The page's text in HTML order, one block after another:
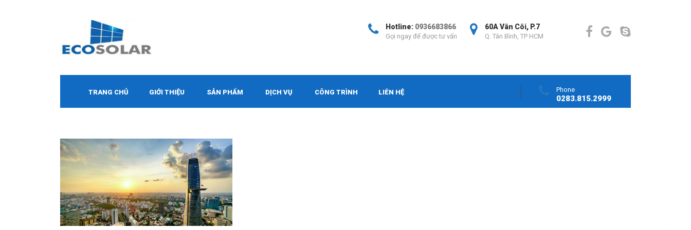
60A Vân Côi, P.7
Q. Tân Bình, TP HCM
Hotline: 0936683866
Gọi ngay để được tư vấn
TRANG CHỦ GIỚI THIỆU SẢN PHẨM DỊCH VỤ CÔNG TRÌNH LIÊN HỆ Phone
0283.815.2999